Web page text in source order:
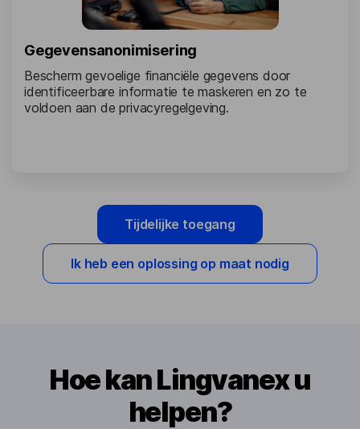
Gegevensanonimisering
Bescherm gevoelige financiële gegevens door
identificeerbare informatie te maskeren en zo te
voldoen aan de privacyregelgeving.
Tijdelijke toegang
Ik heb een oplossing op maat nodig
Hoe kan Lingvanex u
helpen?